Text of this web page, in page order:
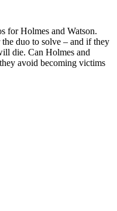
for Holmes and Watson.
duo to solve – and if they
die. Can Holmes and
avoid becoming victims